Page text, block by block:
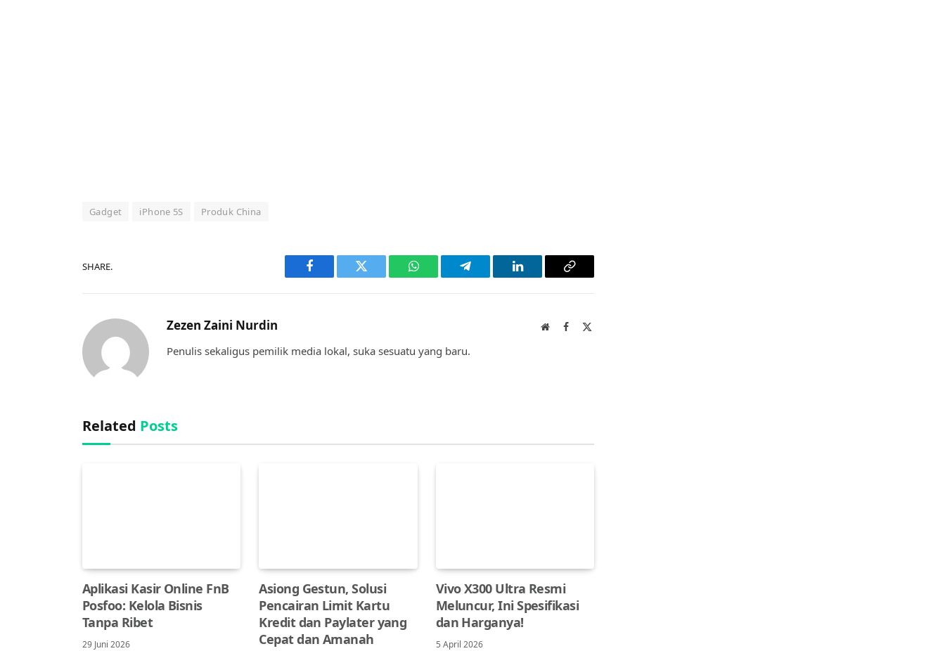
Gadget iPhone 5S Produk China
SHARE.
Facebook Twitter WhatsAppTelegram LinkedIn Copy
Zezen Zaini Nurdin WebsiteFacebook
Penulis sekaligus pemilik media lokal, suka sesuatu yang baru.
Related Posts
Aplikasi Kasir Online FnB
Posfoo: Kelola Bisnis
Tanpa Ribet
29 Juni 2026
Asiong Gestun, Solusi
Pencairan Limit Kartu
Kredit dan Paylater yang
Cepat dan Amanah
Vivo X300 Ultra Resmi
Meluncur, Ini Spesifikasi
dan Harganya!
5 April 2026